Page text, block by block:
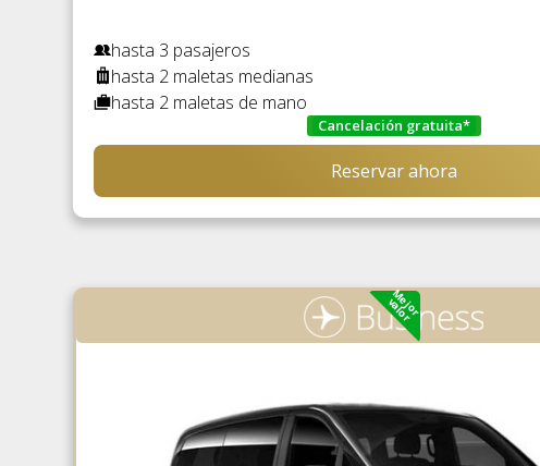
hasta 3 pasajeros
hasta 2 maletas medianas
hasta 2 maletas de mano
Cancelación gratuita*
Reservar ahora
Mejor
valor